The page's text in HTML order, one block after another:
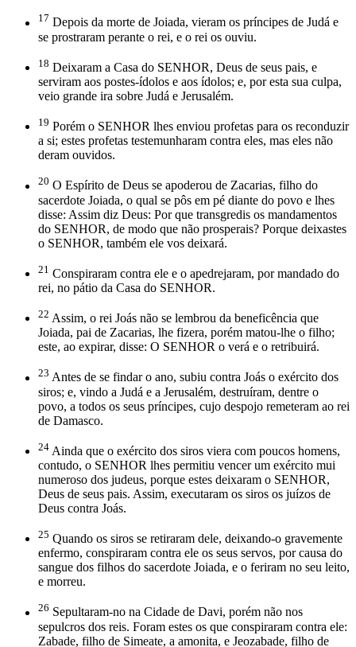
17 Depois da morte de Joiada, vieram os príncipes de Judá e
se prostraram perante o rei, e o rei os ouviu.
18 Deixaram a Casa do SENHOR, Deus de seus pais, e
serviram aos postes-ídolos e aos ídolos; e, por esta sua culpa,
veio grande ira sobre Judá e Jerusalém.
19 Porém o SENHOR lhes enviou profetas para os reconduzir
a si; estes profetas testemunharam contra eles, mas eles não
deram ouvidos.
20 O Espírito de Deus se apoderou de Zacarias, filho do
sacerdote Joiada, o qual se pôs em pé diante do povo e lhes
disse: Assim diz Deus: Por que transgredis os mandamentos
do SENHOR, de modo que não prosperais? Porque deixastes
o SENHOR, também ele vos deixará.
21 Conspiraram contra ele e o apedrejaram, por mandado do
rei, no pátio da Casa do SENHOR.
22 Assim, o rei Joás não se lembrou da beneficência que
Joiada, pai de Zacarias, lhe fizera, porém matou-lhe o filho;
este, ao expirar, disse: O SENHOR o verá e o retribuirá.
23 Antes de se findar o ano, subiu contra Joás o exército dos
siros; e, vindo a Judá e a Jerusalém, destruíram, dentre o
povo, a todos os seus príncipes, cujo despojo remeteram ao rei
de Damasco.
24 Ainda que o exército dos siros viera com poucos homens,
contudo, o SENHOR lhes permitiu vencer um exército mui
numeroso dos judeus, porque estes deixaram o SENHOR,
Deus de seus pais. Assim, executaram os siros os juízos de
Deus contra Joás.
25 Quando os siros se retiraram dele, deixando-o gravemente
enfermo, conspiraram contra ele os seus servos, por causa do
sangue dos filhos do sacerdote Joiada, e o feriram no seu leito,
e morreu.
26 Sepultaram-no na Cidade de Davi, porém não nos
sepulcros dos reis. Foram estes os que conspiraram contra ele:
Zabade, filho de Simeate, a amonita, e Jeozabade, filho de